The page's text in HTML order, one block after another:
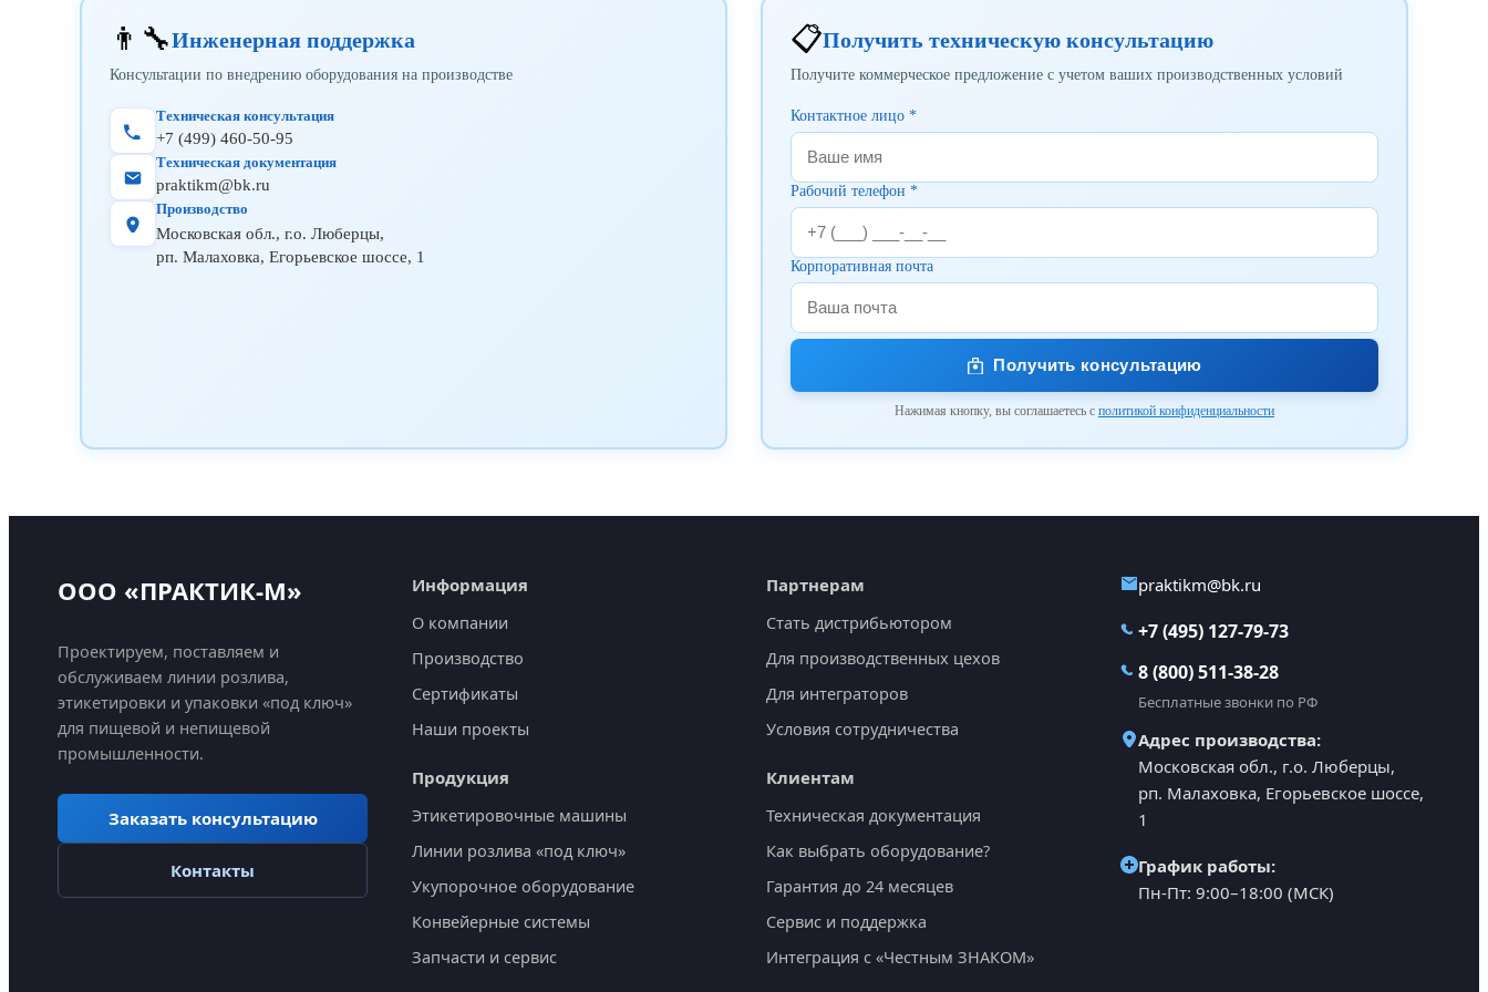
👨‍🔧Инженерная поддержка
Консультации по внедрению оборудования на производстве
Техническая консультация
+7 (499) 460-50-95
Техническая документация
praktikm@bk.ru
Производство
Московская обл., г.о. Люберцы,
рп. Малаховка, Егорьевское шоссе, 1
📋Получить техническую консультацию
Получите коммерческое предложение с учетом ваших производственных условий
Контактное лицо *
Рабочий телефон *
Корпоративная почта
Получить консультацию
Нажимая кнопку, вы соглашаетесь с политикой конфиденциальности
ООО «ПРАКТИК-М»
Проектируем, поставляем и
обслуживаем линии розлива,
этикетировки и упаковки «под ключ»
для пищевой и непищевой
промышленности.
Заказать консультацию
Контакты
Информация
О компании
Производство
Сертификаты
Наши проекты
Продукция
Этикетировочные машины
Линии розлива «под ключ»
Укупорочное оборудование
Конвейерные системы
Запчасти и сервис
Партнерам
Стать дистрибьютором
Для производственных цехов
Для интеграторов
Условия сотрудничества
Клиентам
Техническая документация
Как выбрать оборудование?
Гарантия до 24 месяцев
Сервис и поддержка
Интеграция с «Честным ЗНАКОМ»
praktikm@bk.ru
+7 (495) 127-79-73
8 (800) 511-38-28
Бесплатные звонки по РФ
Адрес производства:
Московская обл., г.о. Люберцы,
рп. Малаховка, Егорьевское шоссе,
1
График работы:
Пн-Пт: 9:00–18:00 (МСК)